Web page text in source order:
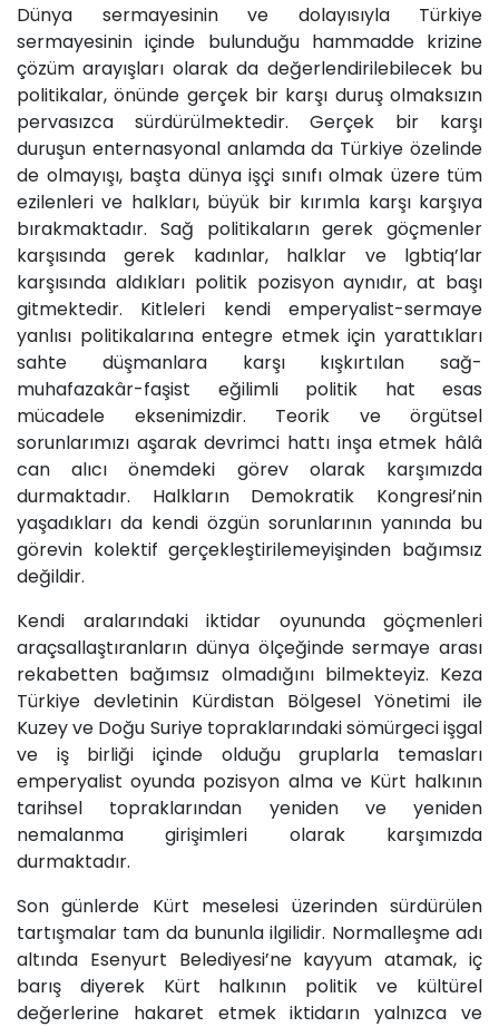
Dünya sermayesinin ve dolayısıyla Türkiye
sermayesinin içinde bulunduğu hammadde krizine
çözüm arayışları olarak da değerlendirilebilecek bu
politikalar, önünde gerçek bir karşı duruş olmaksızın
pervasızca sürdürülmektedir. Gerçek bir karşı
duruşun enternasyonal anlamda da Türkiye özelinde
de olmayışı, başta dünya işçi sınıfı olmak üzere tüm
ezilenleri ve halkları, büyük bir kırımla karşı karşıya
bırakmaktadır. Sağ politikaların gerek göçmenler
karşısında gerek kadınlar, halklar ve lgbtiq’lar
karşısında aldıkları politik pozisyon aynıdır, at başı
gitmektedir. Kitleleri kendi emperyalist-sermaye
yanlısı politikalarına entegre etmek için yarattıkları
sahte düşmanlara karşı kışkırtılan sağ-
muhafazakâr-faşist eğilimli politik hat esas
mücadele eksenimizdir. Teorik ve örgütsel
sorunlarımızı aşarak devrimci hattı inşa etmek hâlâ
can alıcı önemdeki görev olarak karşımızda
durmaktadır. Halkların Demokratik Kongresi’nin
yaşadıkları da kendi özgün sorunlarının yanında bu
görevin kolektif gerçekleştirilemeyişinden bağımsız
değildir.
Kendi aralarındaki iktidar oyununda göçmenleri
araçsallaştıranların dünya ölçeğinde sermaye arası
rekabetten bağımsız olmadığını bilmekteyiz. Keza
Türkiye devletinin Kürdistan Bölgesel Yönetimi ile
Kuzey ve Doğu Suriye topraklarındaki sömürgeci işgal
ve iş birliği içinde olduğu gruplarla temasları
emperyalist oyunda pozisyon alma ve Kürt halkının
tarihsel topraklarından yeniden ve yeniden
nemalanma girişimleri olarak karşımızda
durmaktadır.
Son günlerde Kürt meselesi üzerinden sürdürülen
tartışmalar tam da bununla ilgilidir. Normalleşme adı
altında Esenyurt Belediyesi’ne kayyum atamak, iç
barış diyerek Kürt halkının politik ve kültürel
değerlerine hakaret etmek iktidarın yalnızca ve